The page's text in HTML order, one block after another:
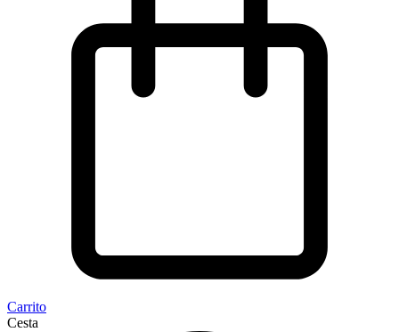
Carrito
Cesta